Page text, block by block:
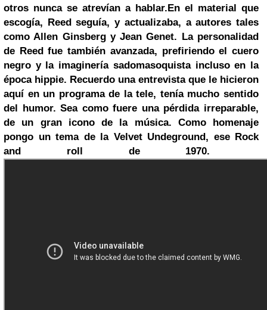
otros nunca se atrevían a hablar.En el material que
escogía, Reed seguía, y actualizaba, a autores tales
comoAllen Ginsbergy Jean Genet. La personalidad
de Reed fue también avanzada, prefiriendo el cuero
negro y la imaginería sadomasoquista incluso en la
época hippie. Recuerdo una entrevista que le hicieron
aquí en un programa de la tele, tenía mucho sentido
del humor. Sea como fuere una pérdida irreparable,
de un gran icono de la música.
Como homenaje
pongo un tema de la Velvet Undeground, ese Rock
and roll de 1970.